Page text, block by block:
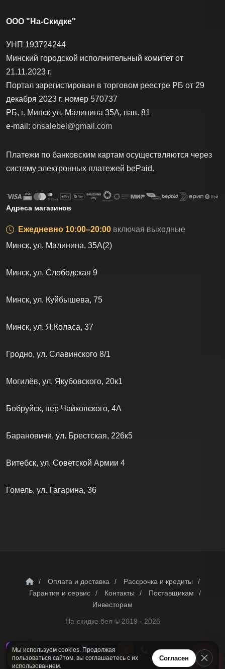
ООО "На-Скидке"
УНП 193724244
Минский городской исполнительный комитет от
21.11.2023 г.
Портал зарегистирован в торговом реестре РБ от 29
декабря 2023 г. номер 570737
РБ, г. Минск ул. Малинина 35А, пав. 81
e-mail: onsalebel@gmail.com
Платежи по банковским картам осуществляются через
систему электронных платежей bеPаid.
Адреса магазинов
Ежедневно 10:00–20:00 включая выходные
Минск, ул. Малинина, 35А(2)
Минск, ул. Слободская 9
Минск, ул. Куйбышева, 75
Минск, ул. Я.Коласа, 37
Гродно, ул. Славинского 8/1
Могилёв, ул. Якубовского, 20к1
Бобруйск, пер Чайковского, 4А
Барановичи, ул. Брестская, 226к5
Витебск, ул. Советской Армии 4
Гомель, ул. Гагарина, 36
/ Оплата и доставка / Рассрочка и кредиты
/
Гарантия и сервис
/ Контакты / Поставщикам
/
Инвесторам
На-скидке.бел ©2019 - 2026
Мы используем cookies. Продолжая
пользоваться сайтом, вы соглашаетесь с их
использованием.
Согласен А